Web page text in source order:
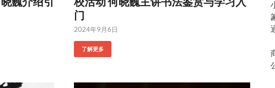
门
2024年9月6日
了解更多